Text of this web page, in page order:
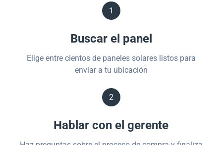
1
Buscar el panel
Elige entre cientos de paneles solares listos para
enviar a tu ubicación
2
Hablar con el gerente